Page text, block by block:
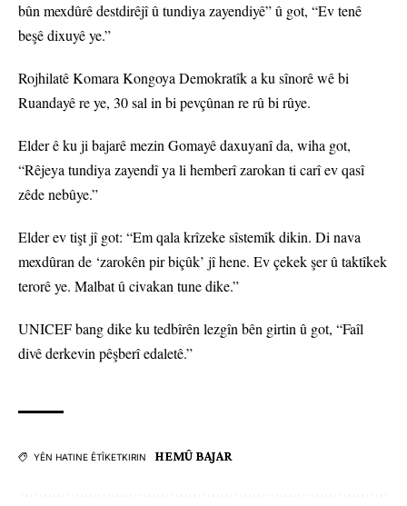
bûn mexdûrê destdirêjî û tundiya zayendiyê” û got, “Ev tenê
beşê dixuyê ye.”
Rojhilatê Komara Kongoya Demokratîk a ku sînorê wê bi
Ruandayê re ye, 30 sal in bi pevçûnan re rû bi rûye.
Elder ê ku ji bajarê mezin Gomayê daxuyanî da, wiha got,
“Rêjeya tundiya zayendî ya li hemberî zarokan ti carî ev qasî
zêde nebûye.”
Elder ev tişt jî got: “Em qala krîzeke sîstemîk dikin. Di nava
mexdûran de ‘zarokên pir biçûk’ jî hene. Ev çekek şer û taktîkek
terorê ye. Malbat û civakan tune dike.”
UNICEF bang dike ku tedbîrên lezgîn bên girtin û got, “Faîl
divê derkevin pêşberî edaletê.”
YÊN HATINE ÊTÎKETKIRIN HEMÛ BAJAR